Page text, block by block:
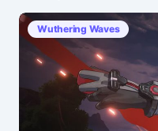
Wuthering Waves